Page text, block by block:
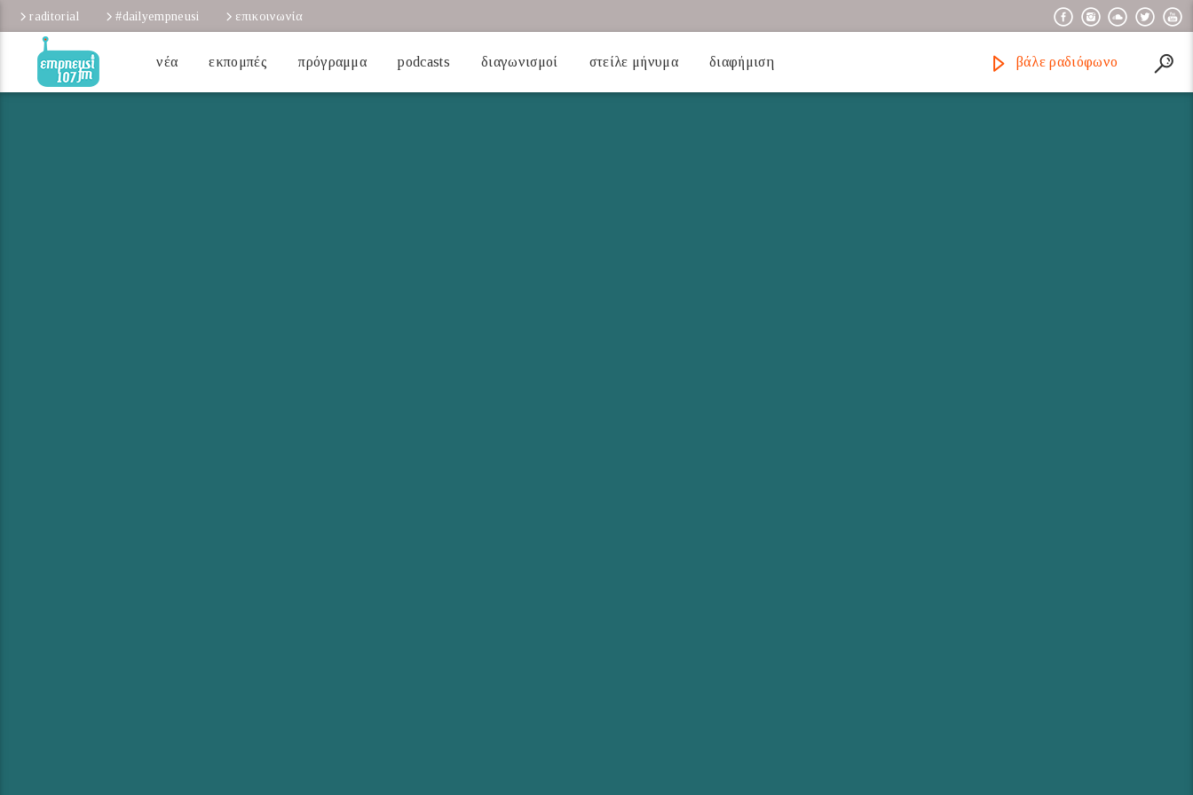
raditorial #dailyempneusi επικοινωνία
νέα εκπομπές πρόγραμμα podcasts διαγωνισμοί στείλε μήνυμα διαφήμιση βάλε ραδιόφωνο